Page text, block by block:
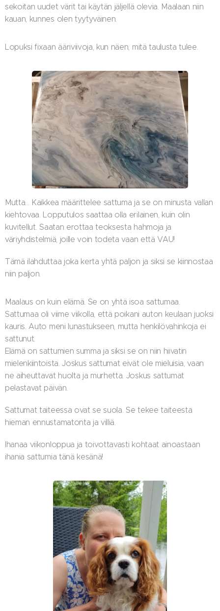
sekoitan uudet värit tai käytän jäljellä olevia. Maalaan niin
kauan, kunnes olen tyytyväinen.
Lopuksi fixaan ääriviivoja, kun näen, mitä taulusta tulee.
Mutta... Kaikkea määrittelee sattuma ja se on minusta vallan
kiehtovaa. Lopputulos saattaa olla erilainen, kuin olin
kuvitellut. Saatan erottaa teoksesta hahmoja ja
väriyhdistelmiä, joille voin todeta vaan että VAU!
Tämä ilahduttaa joka kerta yhtä paljon ja siksi se kiinnostaa
niin paljon.
Maalaus on kuin elämä. Se on yhtä isoa sattumaa.
Sattumaa oli viime viikolla, että poikani auton keulaan juoksi
kauris. Auto meni lunastukseen, mutta henkilövahinkoja ei
sattunut.
Elämä on sattumien summa ja siksi se on niin hiivatin
mielenkiintoista. Joskus sattumat eivät ole mieluisia, vaan
ne aiheuttavat huolta ja murhetta. Joskus sattumat
pelastavat päivän.
Sattumat taiteessa ovat se suola. Se tekee taiteesta
hieman ennustamatonta ja villiä.
Ihanaa viikonloppua ja toivottavasti kohtaat ainoastaan
ihania sattumia tänä kesänä!